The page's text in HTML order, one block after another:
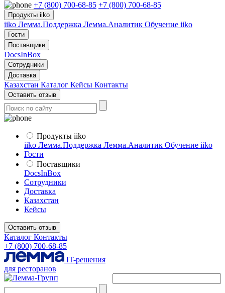
+7 (800) 700-68-85 +7 (800) 700-68-85
Продукты iiko
iiko Лемма.Поддержка Лемма.Аналитик Обучение iiko
Гости
Поставщики
DocsInBox
Сотрудники
Доставка
Казахстан Каталог Кейсы Контакты
Оставить отзыв
Продукты iiko
iiko Лемма.Поддержка Лемма.Аналитик Обучение iiko
Гости
Поставщики
DocsInBox
Сотрудники
Доставка
Казахстан
Кейсы
Оставить отзыв
Каталог Контакты
+7 (800) 700-68-85
IT-решения
для ресторанов